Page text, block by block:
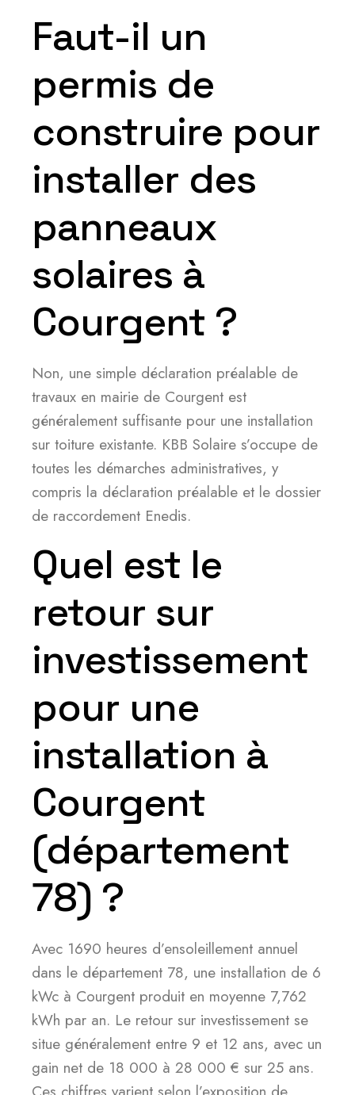
Faut-il un
permis de
construire pour
installer des
panneaux
solaires à
Courgent ?
Non, une simple déclaration préalable de
travaux en mairie de Courgent est
généralement suffisante pour une installation
sur toiture existante. KBB Solaire s’occupe de
toutes les démarches administratives, y
compris la déclaration préalable et le dossier
de raccordement Enedis.
Quel est le
retour sur
investissement
pour une
installation à
Courgent
(département
78) ?
Avec 1690 heures d’ensoleillement annuel
dans le département 78, une installation de 6
kWc à Courgent produit en moyenne 7,762
kWh par an. Le retour sur investissement se
situe généralement entre 9 et 12 ans, avec un
gain net de 18 000 à 28 000 € sur 25 ans.